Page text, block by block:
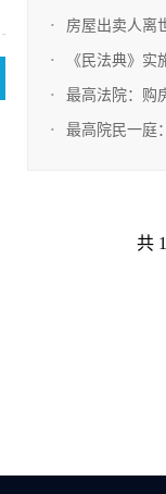
房屋出卖人离
《民法典》
最高法院：购
最高院民一庭
共